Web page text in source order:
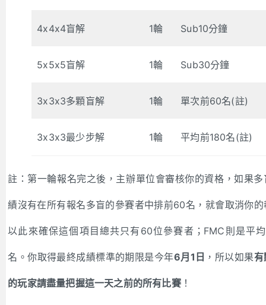
4x4x4盲解 1輪 Sub10分鐘
5x5x5盲解 1輪 Sub30分鐘
3x3x3多顆盲解 1輪 單次前60名(註)
3x3x3最少步解 1輪 平均前180名(註)
註：第一輪報名完之後，主辦單位會審核你的資格，如果多
績沒有在所有報名多盲的參賽者中排前60名，就會取消你的
以此來確保這個項目總共只有60位參賽者；FMC則是平
名。你取得最終成績標準的期限是今年6月1日 ，所以如果有
的玩家請盡量把握這一天之前的所有比賽！